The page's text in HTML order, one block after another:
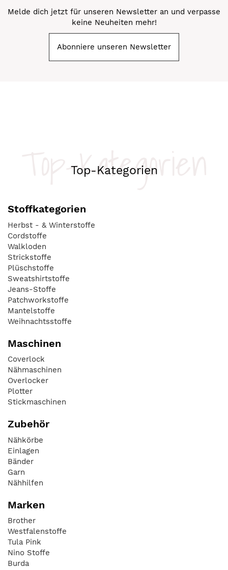
Melde dich jetzt für unseren Newsletter an und verpasse
keine Neuheiten mehr!
Abonniere unseren Newsletter
Top-Kategorien
Top-Kategorien
Stoffkategorien
Herbst - & Winterstoffe
Cordstoffe
Walkloden
Strickstoffe
Plüschstoffe
Sweatshirtstoffe
Jeans-Stoffe
Patchworkstoffe
Mantelstoffe
Weihnachtsstoffe
Maschinen
Coverlock
Nähmaschinen
Overlocker
Plotter
Stickmaschinen
Zubehör
Nähkörbe
Einlagen
Bänder
Garn
Nähhilfen
Marken
Brother
Westfalenstoffe
Tula Pink
Nino Stoffe
Burda